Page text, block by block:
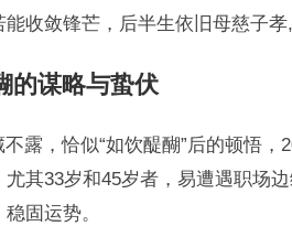
收敛锋芒，后半生依旧母慈子孝,
的谋略与蛰伏
露，恰似“如饮醍醐”后的顿悟，
其33岁和45岁者，易遭遇职场
固运势。